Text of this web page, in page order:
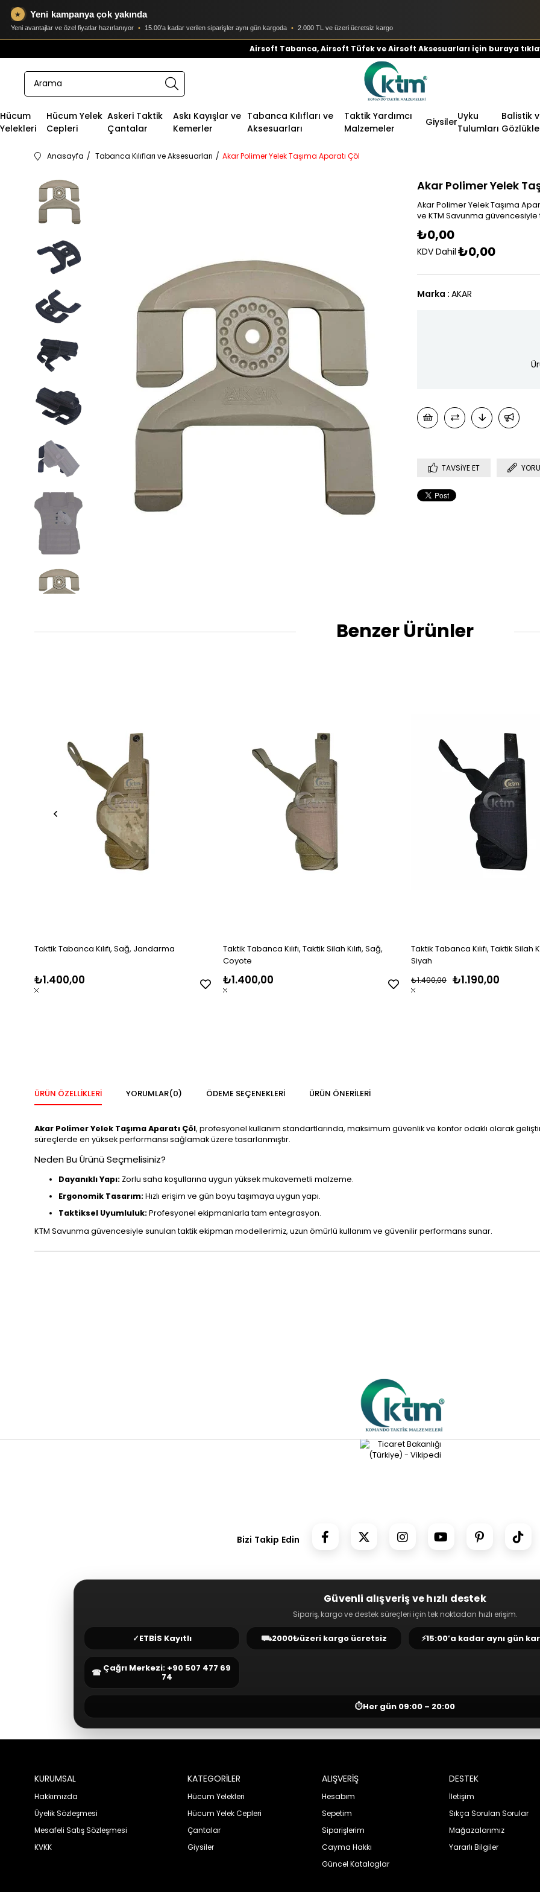
★ Yeni kampanya çok yakında
Yeni avantajlar ve özel fiyatlar hazırlanıyor • 15.00'a kadar verilen siparişler aynı gün kargoda • 2.000 TL ve üzeri ücretsiz kargo
Airsoft Tabanca, Airsoft Tüfek ve Airsoft Aksesuarları için buraya
Hücum
Yelekleri
Hücum Yelek
Cepleri
Askeri Taktik
Çantalar
Askı Kayışlar ve
Kemerler
Tabanca Kılıfları ve
Aksesuarları
Taktik Yardımcı
Malzemeler
Giysiler
Uyku
Tulumları
Balistik
Anasayfa Tabanca Kılıfları ve Aksesuarları Akar Polimer Yelek Taşıma Aparatı Çöl
Akar Polimer Yelek
Akar Polimer Yelek Taşıma
ve KTM Savunma güvencesiyle
₺0,00
KDV Dahil ₺0,00
Marka : AKAR
TAVSIYE ET
Benzer Ürünler
Taktik Tabanca Kılıfı, Sağ, Jandarma
₺1.400,00
Taktik Tabanca Kılıfı, Taktik Silah Kılıfı, Sağ,
Coyote
₺1.400,00
Taktik Tabanca Kılıfı, Taktik Silah
Siyah
₺1.190,00
₺1.400,00
ÜRÜN ÖZELLIKLERI YORUMLAR(0) ÖDEME SEÇENEKLERI ÜRÜN ÖNERILERI
Akar Polimer Yelek Taşıma Aparatı Çöl, profesyonel kullanım standartlarında, maksimum güvenlik ve konfor odaklı olarak
süreçlerde en yüksek performansı sağlamak üzere tasarlanmıştır.
Neden Bu Ürünü Seçmelisiniz?
Dayanıklı Yapı: Zorlu saha koşullarına uygun yüksek mukavemetli malzeme.
Ergonomik Tasarım:Hızlı erişim ve gün boyu taşımaya uygun yapı.
Taktiksel Uyumluluk:Profesyonel ekipmanlarla tam entegrasyon.
KTM Savunma güvencesiyle sunulan taktik ekipman modellerimiz, uzun ömürlü kullanım ve güvenilir performans sunar.
Bizi Takip Edin
Güvenli alışveriş ve hızlı destek
Sipariş, kargo ve destek süreçleri için tek noktadan hızlı erişim.
✓ETBİS Kayıtlı ⛟2000₺üzeri kargo ücretsiz ⚡15:00’a kadar aynı gün
☎ Çağrı Merkezi: +90 507 477 69
74
⏱Her gün 09:00 – 20:00
KURUMSAL
Hakkımızda
Üyelik Sözleşmesi
Mesafeli Satış Sözleşmesi
KVKK
KATEGORİLER
Hücum Yelekleri
Hücum Yelek Cepleri
Çantalar
Giysiler
ALIŞVERİŞ
Hesabım
Sepetim
Siparişlerim
Cayma Hakkı
Güncel Kataloglar
DESTEK
İletişim
Sıkça Sorulan Sorular
Mağazalarımız
Yararlı Bilgiler